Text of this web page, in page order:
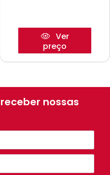
Ver
preço
nossas